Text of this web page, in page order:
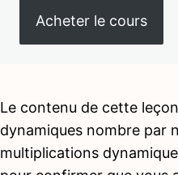
Acheter le cours
Le contenu de cette
dynamiques nombre par
multiplications